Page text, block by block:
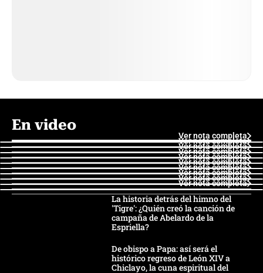
En video
Ver nota completa
Ver nota completa
Ver nota completa
Ver nota completa
Ver nota completa
Ver nota completa
Ver nota completa
Ver nota completa
Ver nota completa
Ver nota completa
La historia detrás del himno del
'Tigre': ¿Quién creó la canción de
campaña de Abelardo de la
Espriella?
De obispo a Papa: así será el
histórico regreso de León XIV a
Chiclayo, la cuna espiritual del